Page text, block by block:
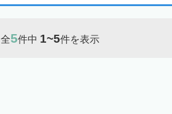
雨竜郡北竜町 雨竜郡沼田町
全5件中 1~5件を表示